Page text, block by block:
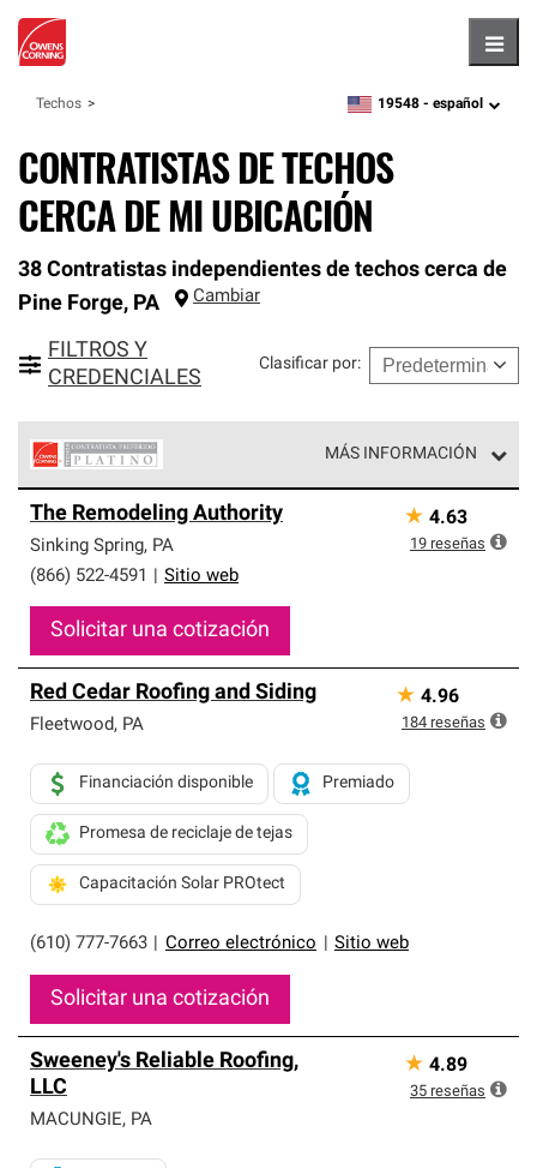
Techos zipcode,language
19548 - español
CONTRATISTAS DE TECHOS
CERCA DE MI UBICACIÓN
38 Contratistas independientes de techos cerca de
Pine Forge, PA Cambiar
FILTROS Y
CREDENCIALES
Clasificar por:
MÁS INFORMACIÓN
Corning constituyen el nivel superior de nuestra red
exclusiva y cumplen con estándares estrictos de
profesionalismo, confiabilidad y destreza incomparable.
Solo ellos pueden ofrecer nuestra mejor garantía de
sistemas de techos.
The Remodeling Authority
Sinking Spring, PA
(866) 522-4591
Sitio web
Solicitar una cotización
★ 4.63
19 reseñas
Red Cedar Roofing and Siding
Fleetwood, PA
(610) 777-7663 Correo electrónico Sitio web
Financiación disponible Premiado
Promesa de reciclaje de tejas
Capacitación Solar PROtect
Solicitar una cotización
★ 4.96
184 reseñas
Sweeney's Reliable Roofing,
LLC
MACUNGIE, PA
★ 4.89
35 reseñas